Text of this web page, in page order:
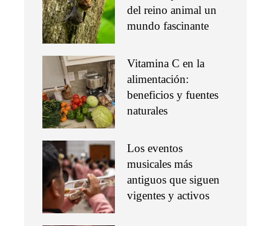
del reino animal un
mundo fascinante
Vitamina C en la
alimentación:
beneficios y fuentes
naturales
Los eventos
musicales más
antiguos que siguen
vigentes y activos